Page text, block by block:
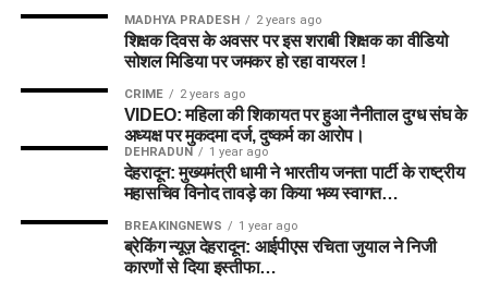
MADHYA PRADESH 2 years ago
शिक्षक दिवस के अवसर पर इस शराबी शिक्षक का वीडियो
सोशल मिडिया पर जमकर हो रहा वायरल !
CRIME 2 years ago
VIDEO: महिला की शिकायत पर हुआ नैनीताल दुग्ध संघ के
अध्यक्ष पर मुकदमा दर्ज, दुष्कर्म का आरोप।
DEHRADUN 1 year ago
देहरादून: मुख्यमंत्री धामी ने भारतीय जनता पार्टी के राष्ट्रीय
महासचिव विनोद तावड़े का किया भव्य स्वागत…
BREAKINGNEWS 1 year ago
ब्रेकिंग न्यूज़ देहरादून: आईपीएस रचिता जुयाल ने निजी
कारणों से दिया इस्तीफा…